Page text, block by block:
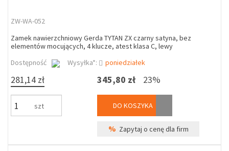
ZW-WA-052
Zamek nawierzchniowy Gerda TYTAN ZX czarny satyna, bez
elementów mocujących, 4 klucze, atest klasa C, lewy
Dostępność
Wysyłka*: poniedziałek
281,14 zł
szt
345,80 zł 23%
DO KOSZYKA
% Zapytaj o cenę dla firm